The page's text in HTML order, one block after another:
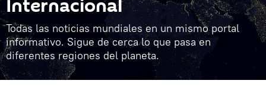
Internacional
Todas las noticias mundiales en un mismo portal
informativo. Sigue de cerca lo que pasa en
diferentes regiones del planeta.